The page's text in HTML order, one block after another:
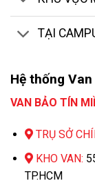
TẠI
Hệ thống
VAN BẢO TÍN
TRỤ SỞ
KHO VAN:
TP.HCM